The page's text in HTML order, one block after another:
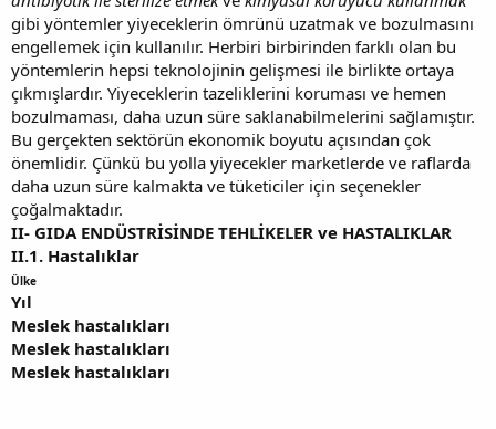
gibi yöntemler yiyeceklerin ömrünü uzatmak ve bozulmasını
engellemek için kullanılır. Herbiri birbirinden farklı olan bu
yöntemlerin hepsi teknolojinin gelişmesi ile birlikte ortaya
çıkmışlardır. Yiyeceklerin tazeliklerini koruması ve hemen
bozulmaması, daha uzun süre saklanabilmelerini sağlamıştır.
Bu gerçekten sektörün ekonomik boyutu açısından çok
önemlidir. Çünkü bu yolla yiyecekler marketlerde ve raflarda
daha uzun süre kalmakta ve tüketiciler için seçenekler
çoğalmaktadır.
II- GIDA ENDÜSTRİSİNDE TEHLİKELER ve HASTALIKLAR
II.1. Hastalıklar
Ülke
Yıl
Meslek hastalıkları
Meslek hastalıkları
Meslek hastalıkları